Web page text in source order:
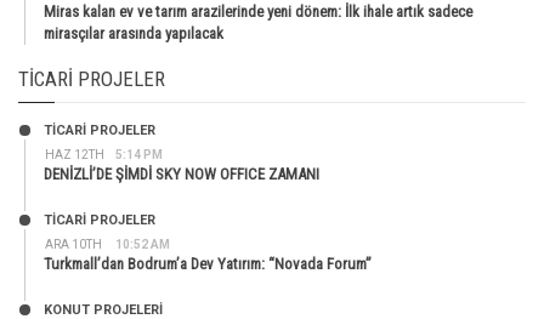
Miras kalan ev ve tarım arazilerinde yeni dönem: İlk ihale artık sadece
mirasçılar arasında yapılacak
TICARI PROJELER
HAZ 12TH 5:14 PM
TİCARİ PROJELER
DENİZLİ’DE ŞİMDİ SKY NOW OFFICE ZAMANI
ARA 10TH 10:52 AM
TİCARİ PROJELER
Turkmall’dan Bodrum’a Dev Yatırım: “Novada Forum”
KONUT PROJELERI